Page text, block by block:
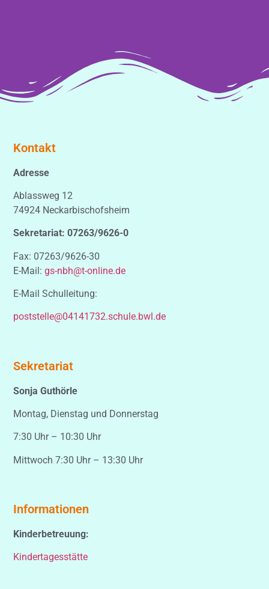
Kontakt
Adresse
Ablassweg 12
74924 Neckarbischofsheim
Sekretariat: 07263/9626-0
Fax: 07263/9626-30
E-Mail:gs-nbh@t-online.de
E-Mail Schulleitung:
poststelle@04141732.schule.bwl.de
Sekretariat
Sonja Guthörle
Montag, Dienstag und Donnerstag
7:30 Uhr – 10:30 Uhr
Mittwoch 7:30 Uhr – 13:30 Uhr
Informationen
Kinderbetreuung:
Kindertagesstätte